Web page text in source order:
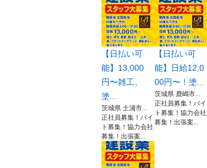
【日払い可
能】13,000
円〜雑工、
塗...
茨城県 土浦市...
正社員募集！バイ
ト募集！協力会社
募集！出張案...
【日払い可
能】日給12,0
00円〜！塗...
茨城県 鹿嶋市...
正社員募集！バイ
ト募集！協力会社
募集！出張案...